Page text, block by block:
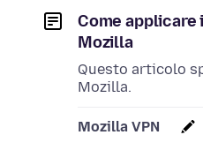
Come applicare
Mozilla
Questo articolo
Mozilla.
Mozilla VPN